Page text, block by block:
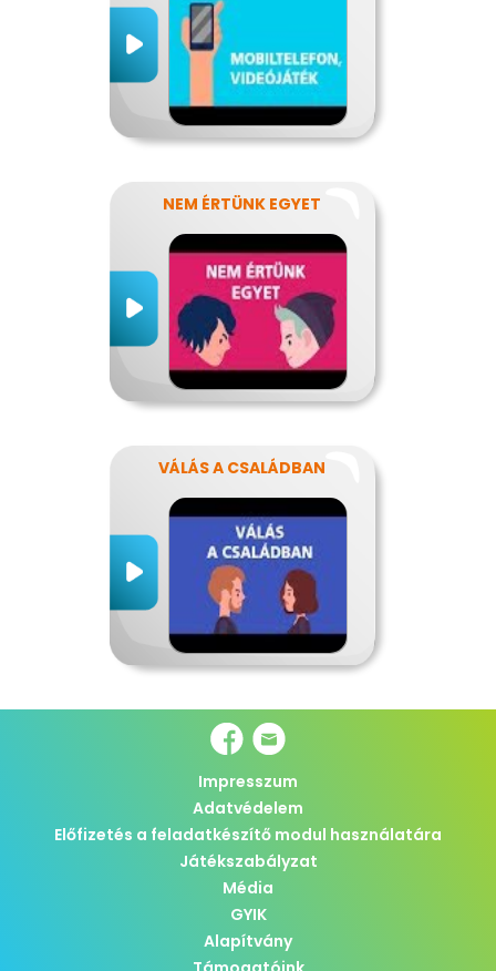
NEM ÉRTÜNK EGYET
VÁLÁS A CSALÁDBAN
Impresszum
Adatvédelem
Előfizetés a feladatkészítő modul használatára
Játékszabályzat
Média
GYIK
Alapítvány